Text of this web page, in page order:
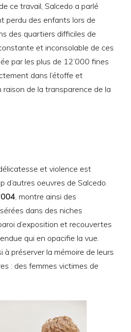
ce travail, Salcedo a parlé
perdu des enfants lors de
des quartiers difficiles de
et inconsolable de ces
par les plus de 12’000 fines
dans l’étoffe et
raison de la transparence de la
et violence est
d’autres oeuvres de Salcedo.
, montre ainsi des
dans des niches
d’exposition et recouvertes
qui en opacifie la vue.
à préserver la mémoire de leurs
: des femmes victimes de